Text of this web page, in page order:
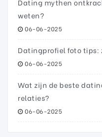
Dating mythen
weten?
06-06-2025
Datingprofiel foto tips:
06-06-2025
Wat zijn de beste
relaties?
06-06-2025